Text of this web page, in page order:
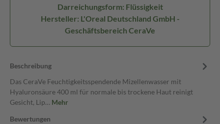
Darreichungsform: Flüssigkeit
Hersteller: L'Oreal Deutschland GmbH -
Geschäftsbereich CeraVe
Beschreibung
Das CeraVe Feuchtigkeitsspendende Mizellenwasser mit
Hyaluronsäure 400 ml für normale bis trockene Haut reinigt
Gesicht, Lip… Mehr
Bewertungen